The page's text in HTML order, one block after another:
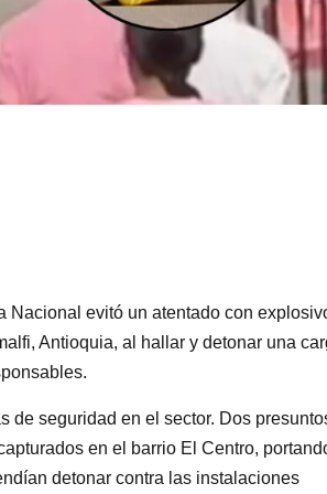
evitó un atentado con
Antioquia, al hallar y detonar una
de seguridad en el sector. Dos
en el barrio El Centro,
detonar contra las instalaciones